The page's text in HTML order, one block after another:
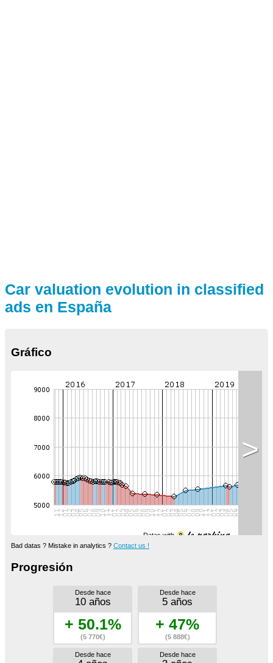
Car valuation evolution in classified
ads en España
Gráfico
Datas with
>
Bad datas ? Mistake in analytics ? Contact us !
Progresión
Desde hace
10 años
+ 50.1%
(5 770€)
Desde hace
5 años
+ 47%
(5 888€)
Desde hace Desde hace